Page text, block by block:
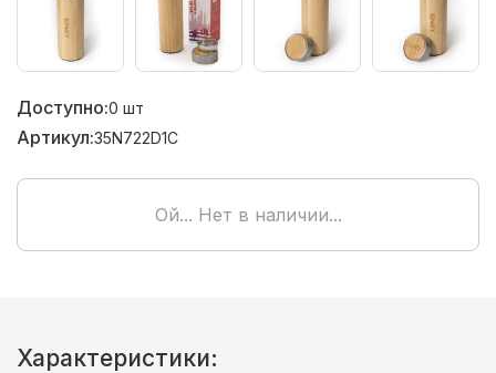
Доступно:0 шт
Артикул:35N722D1C
Ой... Нет в наличии...
Характеристики: